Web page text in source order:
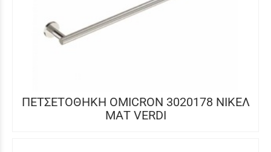
ΠΕΤΣΕΤΟΘΗΚΗ OMICRON 3020178 ΝΙΚΕΛ
ΜΑΤ VERDI